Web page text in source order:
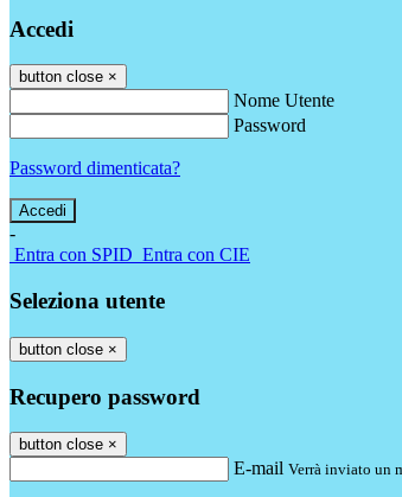
Accedi
button close ×
Nome Utente
Password
Password dimenticata?
-
Entra con SPID Entra con CIE
Seleziona utente
button close ×
Recupero password
button close ×
E-mail Verrà inviato un